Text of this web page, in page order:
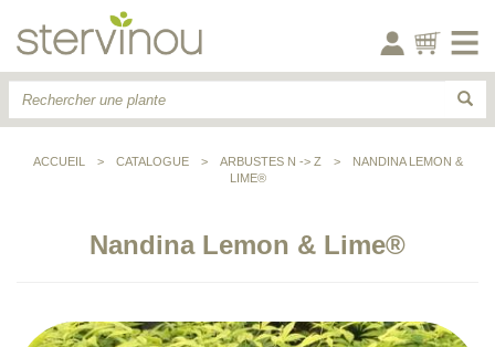
ACCUEIL > CATALOGUE > ARBUSTES N -> Z >
NANDINA LEMON &
LIME®
Nandina Lemon & Lime®